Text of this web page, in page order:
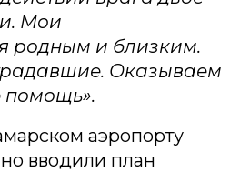
Мои
родным и близким.
Оказываем
аэропорту
вводили план